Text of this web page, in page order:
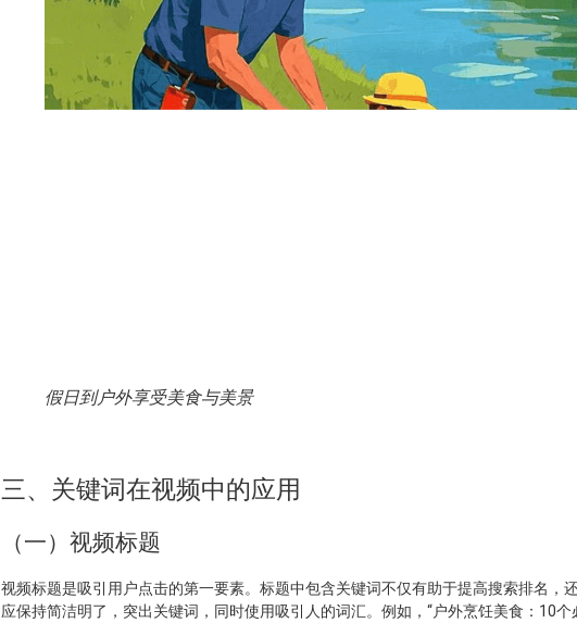
假日到户外享受美食与美景
三、关键词在视频中的应用
（一）视频标题
视频标题是吸引用户点击的第一要素。标题中包含关键词不仅有助于提高搜索排名，
应保持简洁明了，突出关键词，同时使用吸引人的词汇。例如，“户外烹饪美食：10